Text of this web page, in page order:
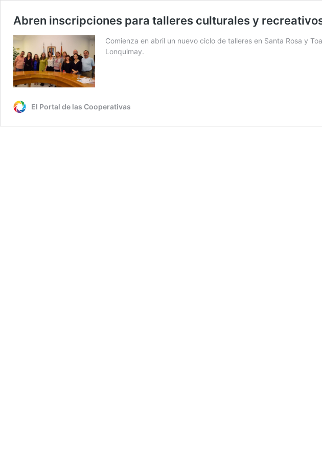
Abren inscripciones para talleres culturales y
Comienza en abril un nuevo ciclo de talleres en Santa Rosa y
Lonquimay.
El Portal de las Cooperativas